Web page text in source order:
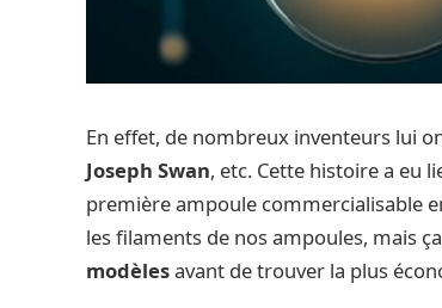
En effet, de nombreux inventeurs lui
Joseph Swan, etc. Cette histoire a eu
première ampoule commercialisable
les filaments de nos ampoules, mais
modèlesavant de trouver la plus